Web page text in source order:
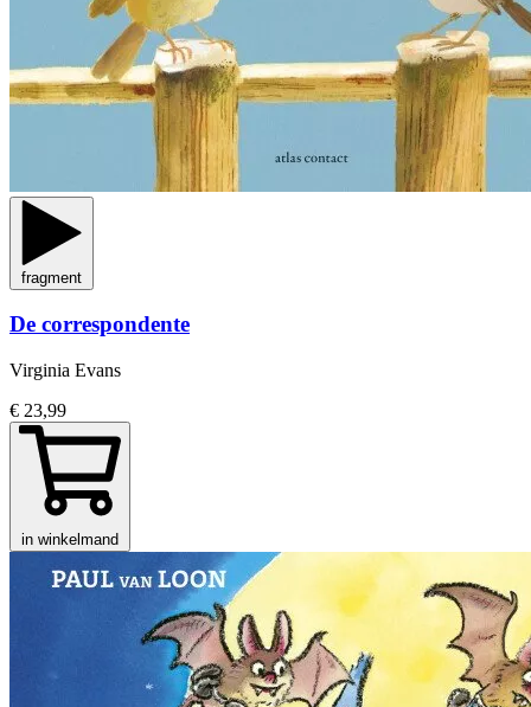
fragment
De correspondente
Virginia Evans
€ 23,99
in winkelmand